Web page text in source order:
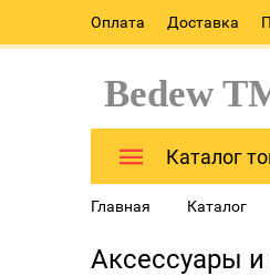
Оплата Доставка
Bedew
Каталог
Главная Каталог
Аксессуары